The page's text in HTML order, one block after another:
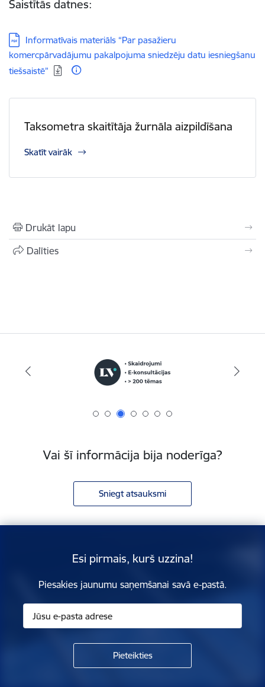
Saistītās datnes:
Lejupielādēt:
Informatīvais materiāls “Par pasažieru
komercpārvadājumu pakalpojuma sniedzēju datu iesniegšanu
tiešsaistē”
Taksometra skaitītāja žurnāla aizpildīšana
Skatīt vairāk
Drukāt lapu
Dalīties
Vai šī informācija bija noderīga?
Sniegt atsauksmi
Esi pirmais, kurš uzzina!
Piesakies jaunumu saņemšanai savā e-pastā.